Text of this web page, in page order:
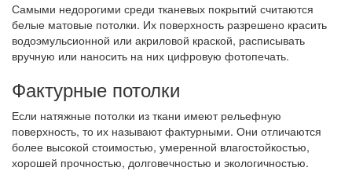
Самыми недорогими среди тканевых покрытий считаются
белые матовые потолки. Их поверхность разрешено красить
водоэмульсионной или акриловой краской, расписывать
вручную или наносить на них цифровую фотопечать.
Фактурные потолки
Если натяжные потолки из ткани имеют рельефную
поверхность, то их называют фактурными. Они отличаются
более высокой стоимостью, умеренной влагостойкостью,
хорошей прочностью, долговечностью и экологичностью.